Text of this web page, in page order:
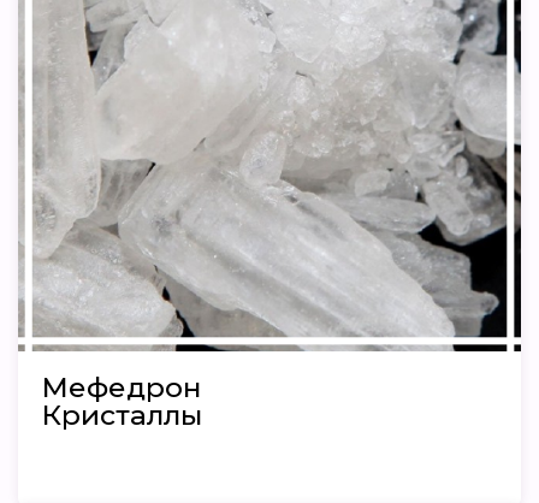
Мефедрон
Кристаллы